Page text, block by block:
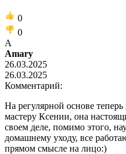
0
0
A
Amary
26.03.2025
26.03.2025
Комментарий:
На регулярной основе
мастеру Ксении, она
своем деле, помимо этого,
домашнему уходу, все
прямом смысле на лицо:)